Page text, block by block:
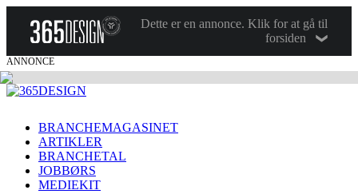
Dette er en annonce. Klik for at gå til
forsiden
ANNONCE
BRANCHEMAGASINET
ARTIKLER
BRANCHETAL
JOBBØRS
MEDIEKIT